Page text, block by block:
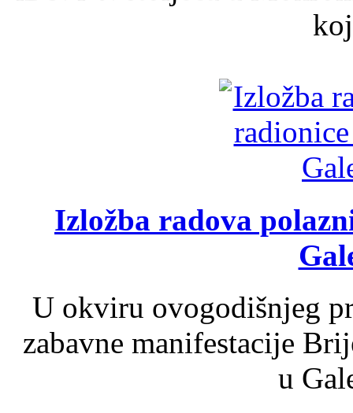
Izložba radova
U okviru ovogodišnjeg
zabavne manifestacije
u